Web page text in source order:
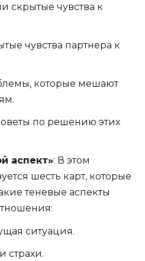
скрытые чувства к
чувства партнера к
которые мешают
по решению этих
аспект»: В этом
шесть карт, которые
теневые аспекты
ситуация.
страхи.